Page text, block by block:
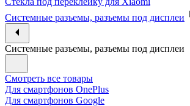
Системные разъемы, разъемы под дисплеи
Системные разъемы, разъемы под дисплеи
Смотреть все товары
Для смартфонов OnePlus
Для смартфонов Google